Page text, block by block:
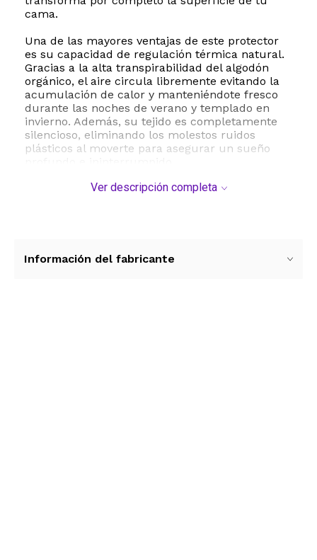
cama.
Una de las mayores ventajas de este protector
es su capacidad de regulación térmica natural.
Gracias a la alta transpirabilidad del algodón
orgánico, el aire circula libremente evitando la
acumulación de calor y manteniéndote fresco
durante las noches de verano y templado en
invierno. Además, su tejido es completamente
silencioso, eliminando los molestos ruidos
plásticos al moverte para asegurar un sueño
Este modelo cuenta con un diseño de bolsillo
piel sensible o alergias gracias a sus
Ver descripción completa
Información del fabricante